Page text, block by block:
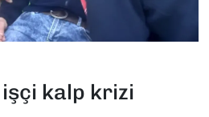
kalp krizi